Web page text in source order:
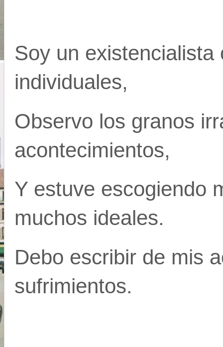
Soy un
individuales,
Observo los granos
acontecimientos,
Y estuve escogiendo
muchos ideales.
Debo escribir de mis
sufrimientos.